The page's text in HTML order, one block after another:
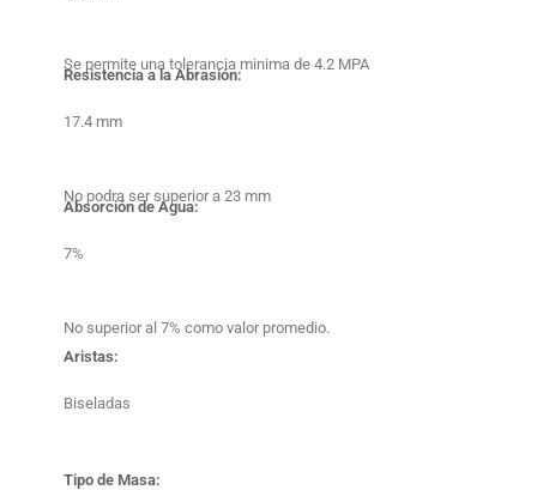
Se permite una tolerancia minima de 4.2 MPA
Resistencia a la Abrasión:
17.4 mm
No podra ser superior a 23 mm
Absorción de Agua:
7%
No superior al 7% como valor promedio.
Aristas:
Biseladas
Tipo de Masa: